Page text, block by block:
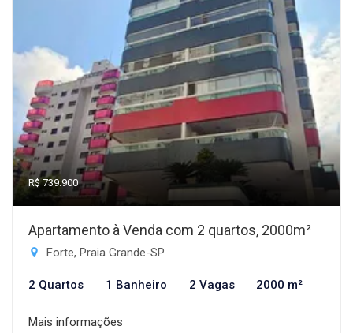
R$ 739.900
Apartamento à Venda com 2 quartos, 2000m²
Forte, Praia Grande-SP
2 Quartos 1 Banheiro 2 Vagas 2000 m²
Mais informações